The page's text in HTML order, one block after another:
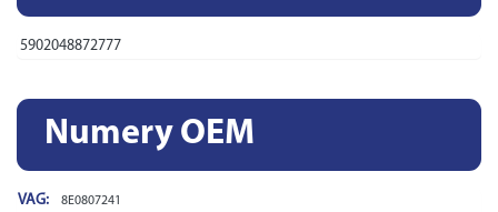
5902048872777
Numery OEM
VAG: 8E0807241